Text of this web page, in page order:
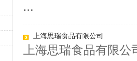
...
上海思瑞食品有限公司
上海思瑞食品有限